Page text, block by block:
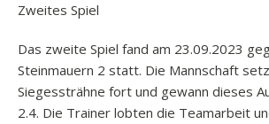
Zweites Spiel
Das zweite Spiel fand am 23.09.2023
Steinmauern 2 statt. Die Mannschaft
Siegessträhne fort und gewann dieses
2.4. Die Trainer lobten die Teamarbeit